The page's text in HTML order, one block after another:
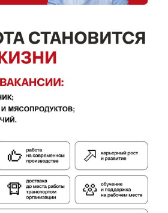
Веснік"
ПОДПИСАТЬСЯ